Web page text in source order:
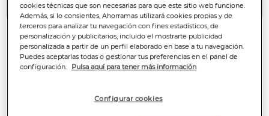
Anterior
cookies técnicas que son necesarias para que este sitio web funcione.
Además, si lo consientes, Ahorramas utilizará cookies propias y de
terceros para analizar tu navegación con fines estadísticos, de
personalización y publicitarios, incluido el mostrarte publicidad
personalizada a partir de un perfil elaborado en base a tu navegación.
Puedes aceptarlas todas o gestionar tus preferencias en el panel de
configuración.
Pulsa aquí para tener más información
Configurar cookies